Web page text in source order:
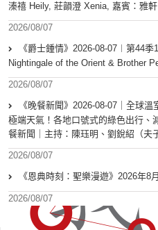
溱禧 Heily, 莊韻澄 Xenia, 嘉賓：雅
2026/08/07
《爵士鍾情》2026-08-07︱第44
Nightingale of the Orient & Brother
2026/08/07
《晚餐新聞》2026-08-07｜全球
極端天氣！各地口號式的綠色出行、
餐新聞｜主持：陳珏明、劉銳紹（夫
2026/08/07
《恩典時刻：聖樂漫遊》2026年8
2026/08/07